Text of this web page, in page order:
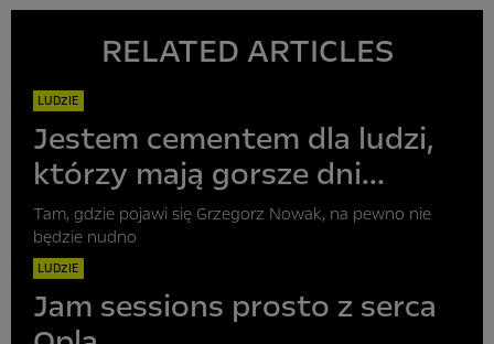
RELATED ARTICLES
LUDZIE
Jestem cementem dla ludzi,
którzy mają gorsze dni...
Tam, gdzie pojawi się Grzegorz Nowak, na pewno nie
będzie nudno
LUDZIE
Jam sessions prosto z serca